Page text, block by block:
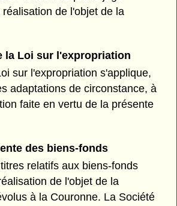
de l'objet de la
la Loi sur l'expropriation
sur l'expropriation s'applique,
adaptations de circonstance, à
faite en vertu de la présente
des biens-fonds
relatifs aux biens-fonds
de l'objet de la
à la Couronne. La Société